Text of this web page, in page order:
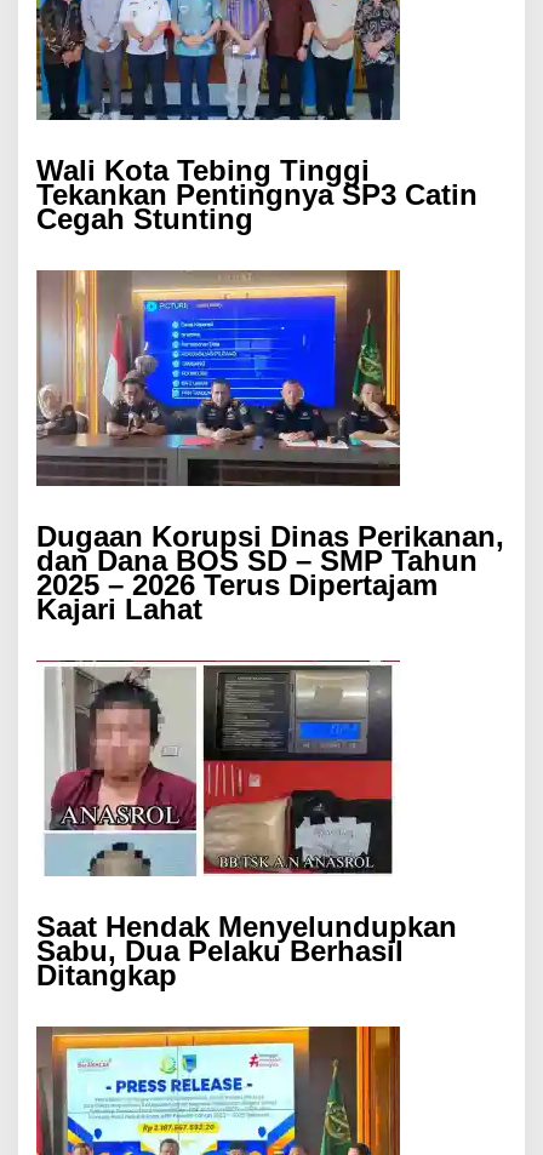
Wali Kota Tebing Tinggi
Tekankan Pentingnya SP3 Catin
Cegah Stunting
Dugaan Korupsi Dinas Perikanan,
dan Dana BOS SD – SMP Tahun
2025 – 2026 Terus Dipertajam
Kajari Lahat
Saat Hendak Menyelundupkan
Sabu, Dua Pelaku Berhasil
Ditangkap